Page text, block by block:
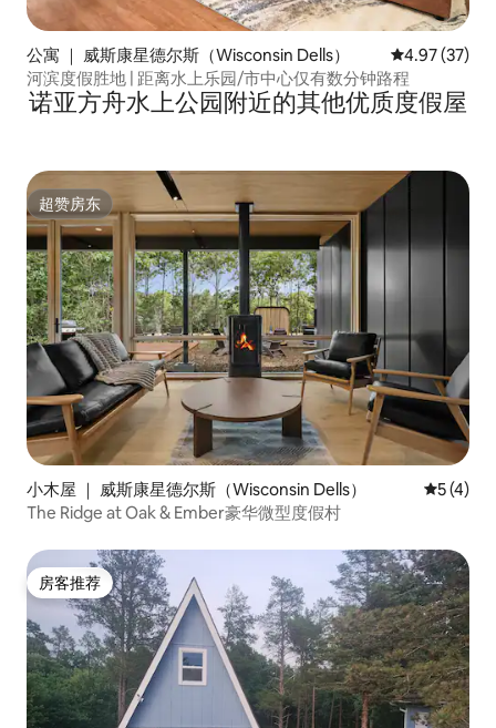
公寓 ｜ 威斯康星德尔斯（Wisconsin Dells） 平均评分
4.97 (37)
河滨度假胜地 | 距离水上乐园/市中心仅有数分钟路程
诺亚方舟水上公园附近的其他优质度假屋
超赞房东
超赞房东
小木屋 ｜ 威斯康星德尔斯（Wisconsin Dells） 平均评分
5 (4)
The Ridge at Oak & Ember豪华微型度假村
房客推荐
房客推荐